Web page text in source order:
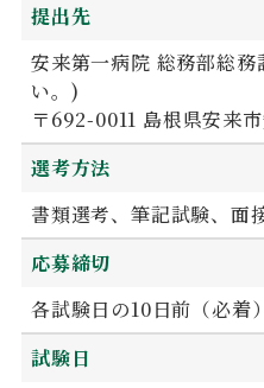
提出先
安来第一病院 総務部総
い。)
〒692-0011 島根県安来
選考方法
書類選考、筆記試験、面
応募締切
各試験日の10日前（必着
試験日